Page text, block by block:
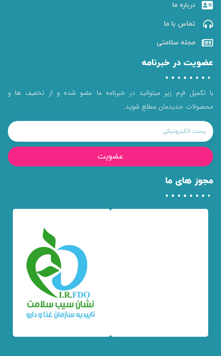
درباره ما
تماس با ما
مجله سلامتی
عضویت در خبرنامه
با تکمیل فرم زیر میتوانید در خبرنامه ما عضو شده و از تخفیف ها و
محصولات جدیدمان مطلع شوید.
عضویت
مجوز های ما